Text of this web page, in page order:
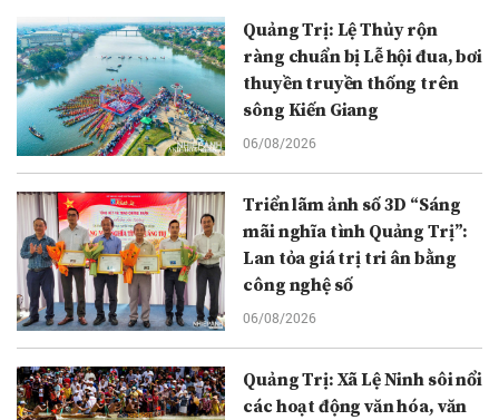
Quảng Trị: Lệ Thủy rộn
ràng chuẩn bị Lễ hội đua, bơi
thuyền truyền thống trên
sông Kiến Giang
06/08/2026
Triển lãm ảnh số 3D “Sáng
mãi nghĩa tình Quảng Trị”:
Lan tỏa giá trị tri ân bằng
công nghệ số
06/08/2026
Quảng Trị: Xã Lệ Ninh sôi nổi
các hoạt động văn hóa, văn